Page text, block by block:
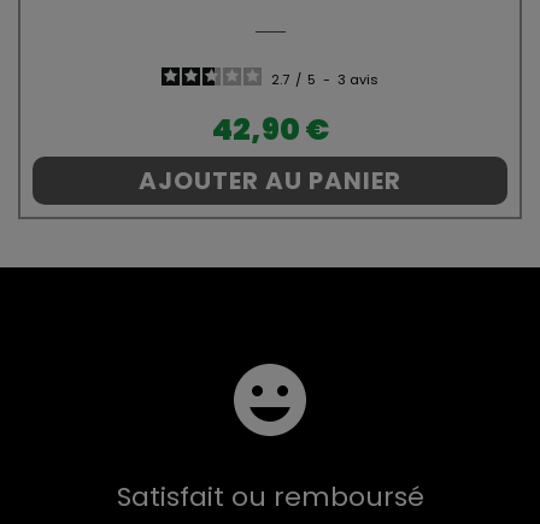
2.7 / 5 - 3 avis
Prix
42,90 €
AJOUTER AU PANIER
Satisfait ou remboursé